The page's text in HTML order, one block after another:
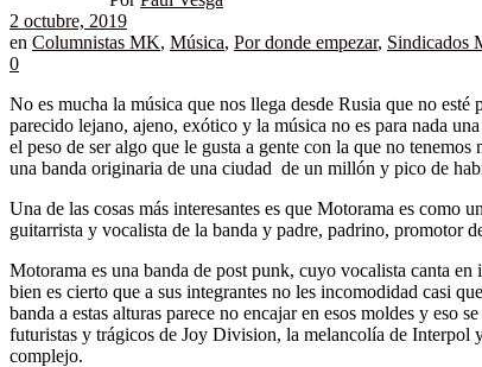
2 octubre, 2019
en Columnistas MK, Música, Por donde empezar, Sindicados
0
No es mucha la música que nos llega desde Rusia que no
parecido lejano, ajeno, exótico y la música no es para nada
el peso de ser algo que le gusta a gente con la que no
una banda originaria de una ciudad de un millón y pico de
Una de las cosas más interesantes es que Motorama es
guitarrista y vocalista de la banda y padre, padrino, promotor
Motorama es una banda de post punk, cuyo vocalista canta
bien es cierto que a sus integrantes no les incomodidad casi
banda a estas alturas parece no encajar en esos moldes y
futuristas y trágicos de Joy Division, la melancolía de Interpol
complejo.